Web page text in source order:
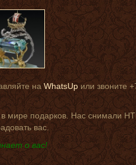
наWhatsUpили звоните
мире подарков. Нас снимали
вас.
о вас!